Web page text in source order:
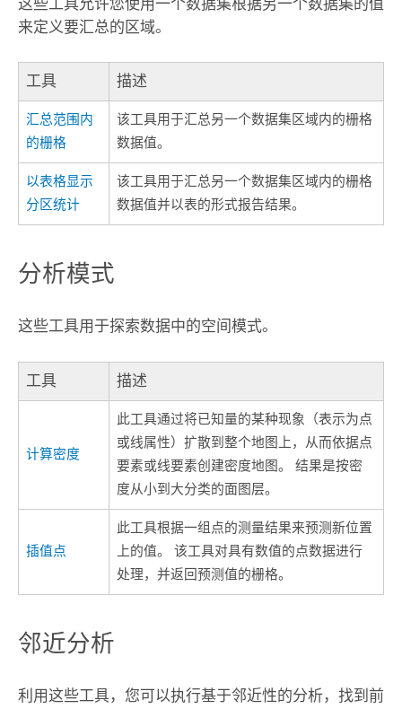
来定义要汇总的区域。
工具 描述
汇总范围内
的栅格
该工具用于汇总另一个数据集区域内的栅格
数据值。
以表格显示
分区统计
该工具用于汇总另一个数据集区域内的栅格
数据值并以表的形式报告结果。
分析模式
这些工具用于探索数据中的空间模式。
工具 描述
计算密度
此工具通过将已知量的某种现象（表示为点
或线属性）扩散到整个地图上，从而依据点
要素或线要素创建密度地图。 结果是按密
度从小到大分类的面图层。
插值点
此工具根据一组点的测量结果来预测新位置
上的值。 该工具对具有数值的点数据进行
处理，并返回预测值的栅格。
邻近分析
利用这些工具，您可以执行基于邻近性的分析，找到前